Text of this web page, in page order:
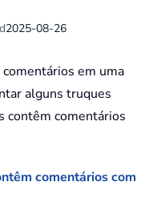
2025-08-26
em uma
alguns truques
contêm comentários
comentários com